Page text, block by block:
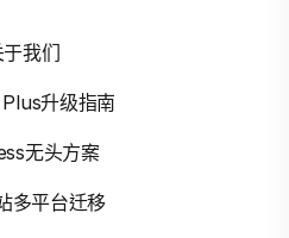
于我们
升级指南
无头方案
多平台迁移